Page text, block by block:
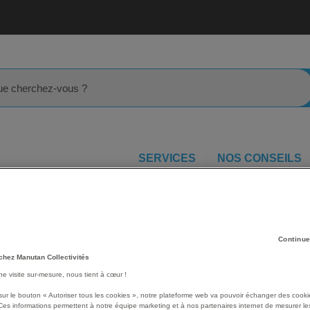
SERVICES NOS CONSEILS
Maillure étroite, pour
Voir le descriptif complet
Manutan Collectivités
visite sur-mesure, nous tient à cœur !
le bouton « Autoriser tous les cookies », notre plateforme web va pouvoir échanger des
informations permettent à notre équipe marketing et à nos partenaires internet de mesurer